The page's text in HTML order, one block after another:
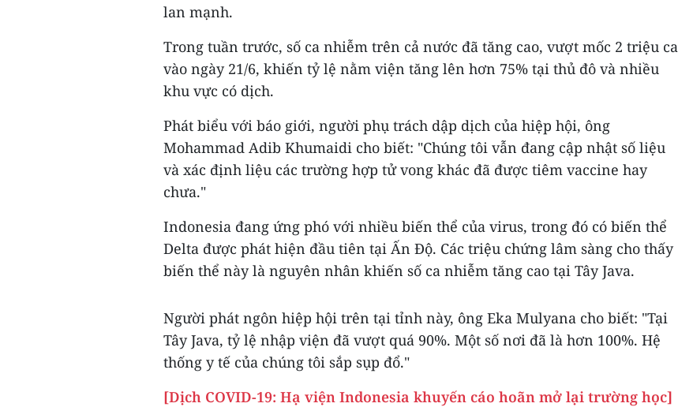
lan mạnh.
Trong tuần trước, số ca nhiễm trên cả nước đã tăng cao, vượt mốc 2 triệu ca
vào ngày 21/6, khiến tỷ lệ nằm viện tăng lên hơn 75% tại thủ đô và nhiều
khu vực có dịch.
Phát biểu với báo giới, người phụ trách dập dịch của hiệp hội, ông
Mohammad Adib Khumaidi cho biết: "Chúng tôi vẫn đang cập nhật số liệu
và xác định liệu các trường hợp tử vong khác đã được tiêm vaccine hay
chưa."
Indonesia đang ứng phó với nhiều biến thể của virus, trong đó có biến thể
Delta được phát hiện đầu tiên tại Ấn Độ. Các triệu chứng lâm sàng cho thấy
biến thể này là nguyên nhân khiến số ca nhiễm tăng cao tại Tây Java.
Người phát ngôn hiệp hội trên tại tỉnh này, ông Eka Mulyana cho biết: "Tại
Tây Java, tỷ lệ nhập viện đã vượt quá 90%. Một số nơi đã là hơn 100%. Hệ
thống y tế của chúng tôi sắp sụp đổ."
[Dịch COVID-19: Hạ viện Indonesia khuyến cáo hoãn mở lại trường học]